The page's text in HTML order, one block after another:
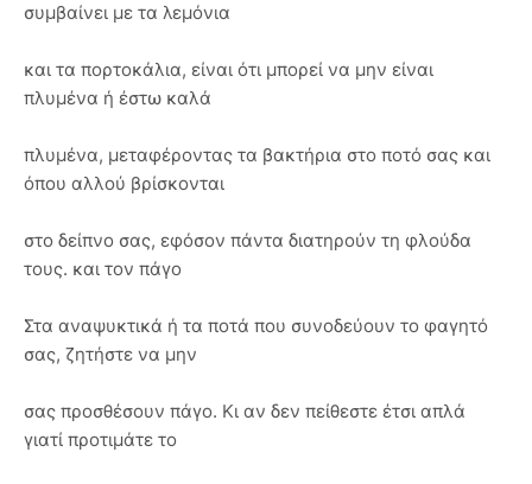
συμβαίνει με τα λεμόνια
και τα πορτοκάλια, είναι ότι μπορεί να μην είναι
πλυμένα ή έστω καλά
πλυμένα, μεταφέροντας τα βακτήρια στο ποτό σας και
όπου αλλού βρίσκονται
στο δείπνο σας, εφόσον πάντα διατηρούν τη φλούδα
τους. και τον πάγο
Στα αναψυκτικά ή τα ποτά που συνοδεύουν το φαγητό
σας, ζητήστε να μην
σας προσθέσουν πάγο. Κι αν δεν πείθεστε έτσι απλά
γιατί προτιμάτε το